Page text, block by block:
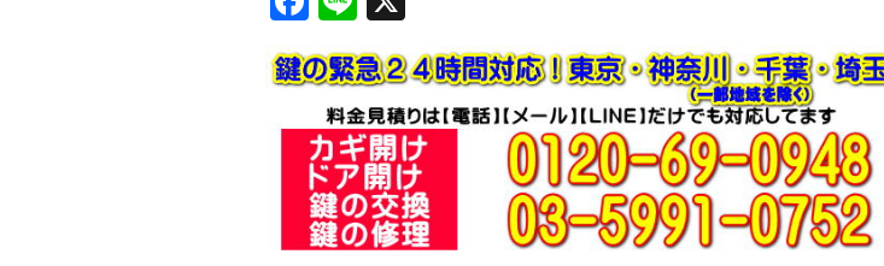
c
e
b
o
o
n
e